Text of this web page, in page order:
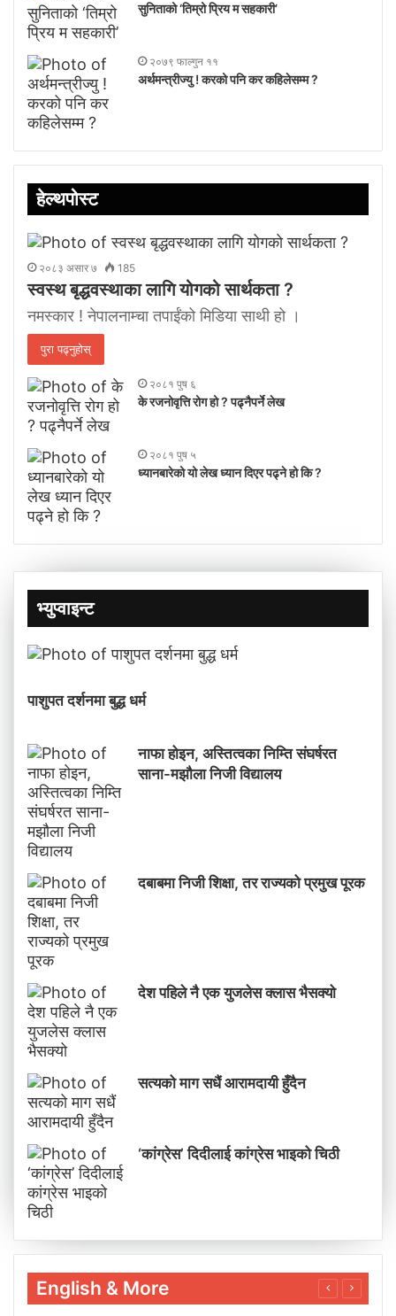
सुनिताको ‘तिम्रो प्रिय म सहकारी’
२०७९ फाल्गुन ११
अर्थमन्त्रीज्यु ! करको पनि कर कहिलेसम्म ?
हेल्थपोस्ट
२०८३ असार ७ 185
स्वस्थ बृद्धवस्थाका लागि योगको सार्थकता ?
नमस्कार ! नेपालनाम्चा तपाईंको मिडिया साथी हो ।
पुरा पढ्नुहोस्
२०८१ पुष ६
के रजनोवृत्ति रोग हो ? पढ्नैपर्ने लेख
२०८१ पुष ५
ध्यानबारेको यो लेख ध्यान दिएर पढ्ने हो कि ?
भ्युप्वाइन्ट
पाशुपत दर्शनमा बुद्ध धर्म​
नाफा होइन, अस्तित्वका निम्ति संघर्षरत
साना-मझौला निजी विद्यालय
दबाबमा निजी शिक्षा, तर राज्यको प्रमुख पूरक
देश पहिले नै एक युजलेस क्लास भैसक्यो
सत्यको माग सधैं आरामदायी हुँदैन
‘कांग्रेस’ दिदीलाई कांग्रेस भाइको चिठी
English & More